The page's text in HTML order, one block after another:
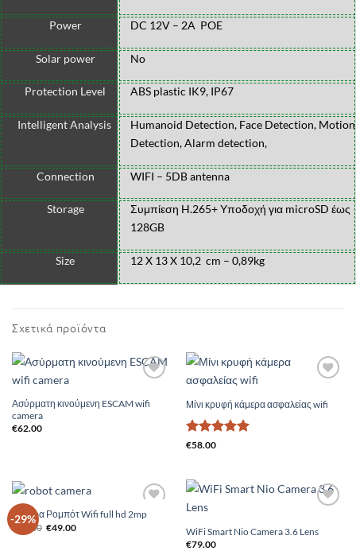
Power DC 12V – 2A POE
Solar power No
Protection Level ABS plastic IK9, IP67
Intelligent Analysis
Humanoid Detection, Face Detection, Motion
Detection, Alarm detection,
Connection WIFI – 5DB antenna
Storage
Συμπίεση H.265+ Υποδοχή για microSD έως
128GB
Size 12 X 13 X 10,2 cm – 0,89kg
Σχετικά προϊόντα
Wishlist
Ασύρματη κινούμενη ESCAM wifi
camera
€62.00
Μίνι κρυφή κάμερα ασφαλείας wifi
Βαθμολογήθηκε
€58.00
-29%
Add to
Κάμερα Ρομπότ Wifi full hd 2mp
€69.00 Original
€49.00Η
WiFi Smart Nio Camera 3.6 Lens
€79.00